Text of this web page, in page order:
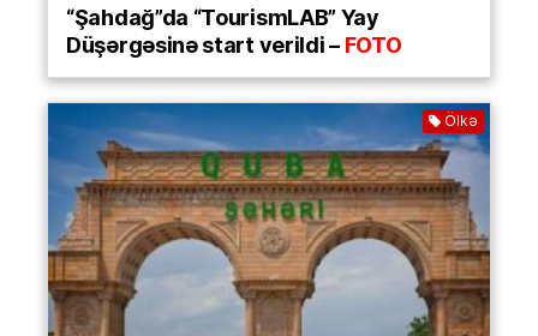
“Şahdağ”da “TourismLAB” Yay
Düşərgəsinə start verildi –FOTO
Ölkə